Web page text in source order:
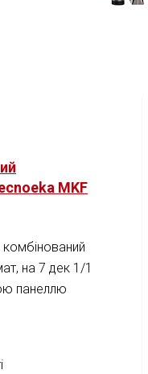
MKF
на 7 дек 1/1
панеллю